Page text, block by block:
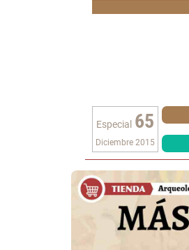
Especial 65
Diciembre 2015